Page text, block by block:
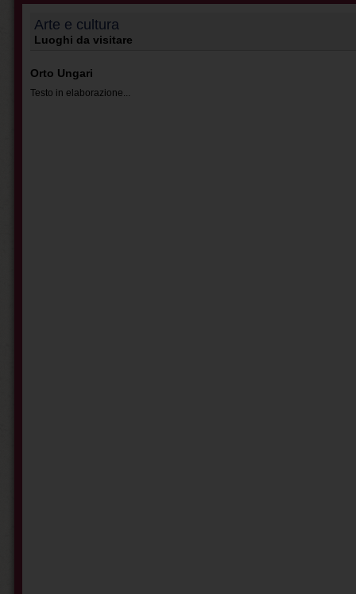
Arte e cultura
Luoghi da visitare
Orto Ungari
Testo in elaborazione...